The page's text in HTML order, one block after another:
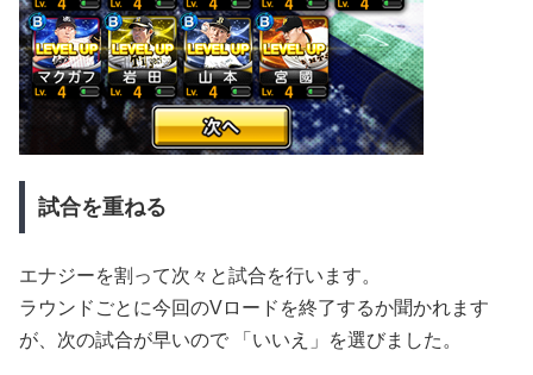
試合を重ねる
エナジーを割って次々と試合を行います。
ラウンドごとに今回のVロードを終了するか聞かれます
が、次の試合が早いので 「いいえ」を選びました。